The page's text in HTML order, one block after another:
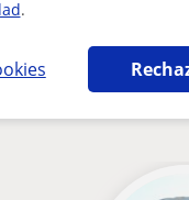
.
que